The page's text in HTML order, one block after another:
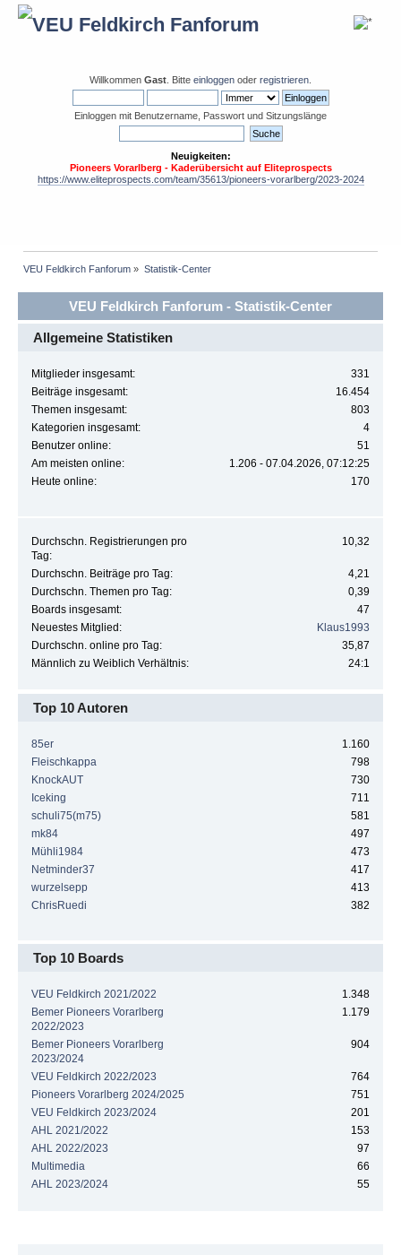
Willkommen Gast . Bitte einloggen oder registrieren
Einloggen mit Benutzername, Passwort und Sitzungslänge
Neuigkeiten:
Pioneers Vorarlberg - Kaderübersicht auf Eliteprospects
https://www.eliteprospects.com/team/35613/pioneers-vorarlberg/2023-2024
VEU Feldkirch Fanforum » Statistik-Center
VEU Feldkirch Fanforum - Statistik-Center
Allgemeine Statistiken
Mitglieder insgesamt:
331
Beiträge insgesamt:
16.454
Themen insgesamt:
803
Kategorien insgesamt:
4
Benutzer online:
51
Am meisten online:
1.206 - 07.04.2026, 07:12:25
Heute online:
170
Durchschn. Registrierungen pro
Tag:
10,32
Durchschn. Beiträge pro Tag:
4,21
Durchschn. Themen pro Tag:
0,39
Boards insgesamt:
47
Neuestes Mitglied:
Klaus1993
Durchschn. online pro Tag:
35,87
Männlich zu Weiblich Verhältnis:
24:1
Top 10 Autoren
85er
1.160
Fleischkappa
798
KnockAUT
730
Iceking
711
schuli75(m75)
581
mk84
497
Mühli1984
473
Netminder37
417
wurzelsepp
413
ChrisRuedi
382
Top 10 Boards
VEU Feldkirch 2021/2022
1.348
Bemer Pioneers Vorarlberg
2022/2023
1.179
Bemer Pioneers Vorarlberg
2023/2024
904
VEU Feldkirch 2022/2023
764
Pioneers Vorarlberg 2024/2025
751
VEU Feldkirch 2023/2024
201
AHL 2021/2022
153
AHL 2022/2023
97
Multimedia
66
AHL 2023/2024
55